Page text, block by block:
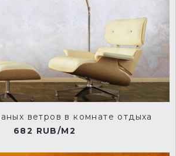
NCP004
NCP006
ветров в комнате отдыха
682 RUB/M2